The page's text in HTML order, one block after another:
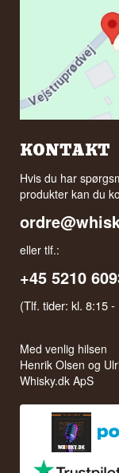
KONTAKT
Hvis du har
produkter kan du
eller tlf.:
+45 5210
(Tlf. tider: kl. 8:15 -
Med venlig hilsen
Henrik Olsen og
Whisky.dk ApS